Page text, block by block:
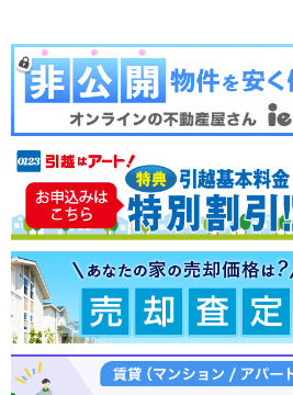
注文住宅 土地
売却査定